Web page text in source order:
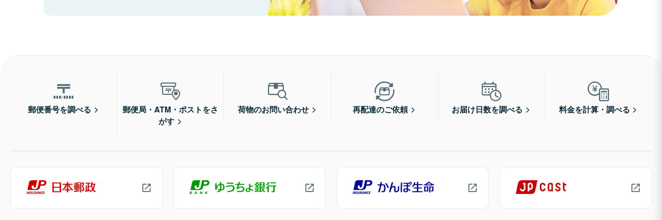
郵便番号を調べる
郵便局・ATM・ポストをさ
がす
荷物のお問い合わせ 再配達のご依頼 お届け日数を調べる 料金を計算・調べる